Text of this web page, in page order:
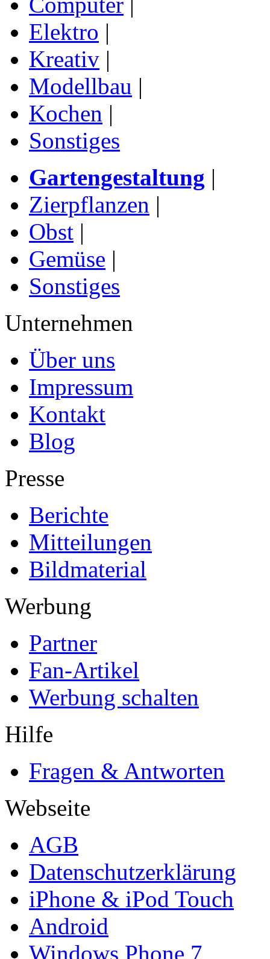
Elektro |
Kreativ |
Modellbau |
Kochen |
Sonstiges
Gartengestaltung |
Zierpflanzen |
Obst |
Gemüse |
Sonstiges
Unternehmen
Über uns
Impressum
Kontakt
Blog
Presse
Berichte
Mitteilungen
Bildmaterial
Werbung
Partner
Fan-Artikel
Werbung schalten
Hilfe
Fragen & Antworten
Webseite
AGB
Datenschutzerklärung
iPhone & iPod Touch
Android
Windows Phone 7